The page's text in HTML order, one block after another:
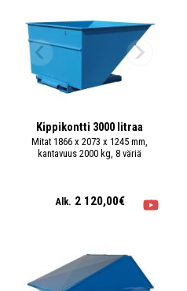
Kippikontti 3000 litraa
Mitat 1866 x 2073 x 1245 mm,
kantavuus 2000 kg, 8 väriä
Alk. 2 120,00€